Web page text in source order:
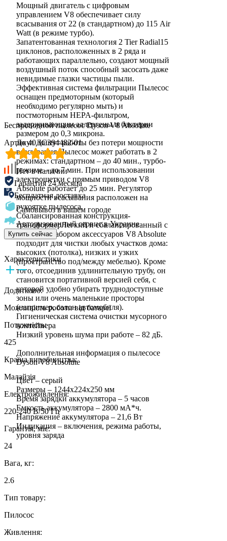
Мощный двигатель с цифровым
управлением V8 обеспечивает силу
всасывания от 22 (в стандартном) до 115 Air
Watt (в режиме турбо).
Запатентованная технология 2 Tier Radial15
циклонов, расположенных в 2 ряда и
работающих параллельно, создают мощный
воздушный поток способный засосать даже
невидимые глазки частицы пыли.
Эффективная система фильтрации Пылесос
оснащен предмоторным (который
необходимо регулярно мыть) и
постмоторным HEPA-фильтром,
задерживающим аллергены и бактерии
размером до 0,3 микрона.
До 40 минут работы без потери мощности
всасывания Пылесос может работать в 2
режимах: стандартном – до 40 мин., турбо-
режиме – до 7 мин. При использовании
электрощетки с прямым приводом V8
Absolute работает до 25 мин. Регулятор
мощности всасывания расположен на
рукоятке пылесоса.
Сбалансированная конструкция-
трансформерЛегкий и сбалансированный с
широким набором аксессуаров V8 Absolute
подходит для чистки любых участков дома:
высоких (потолка), низких и узких
(пространство под/между мебелью). Кроме
того, отсоединив удлинительную трубу, он
становится портативной версией себя, с
которой удобно убирать труднодоступные
зоны или очень маленькие просторы
(например, салон автомобиля).
Гигиеническая система очистки мусорного
контейнера
Низкий уровень шума при работе – 82 дБ.
Дополнительная информация о пылесосе
Dyson V8 Absolute
Цвет – серый
Размеры – 1244x224x250 мм
Время зарядки аккумулятора – 5 часов
Емкость аккумулятора – 2800 мА*ч.
Напряжение аккумулятора – 21,6 Вт
Индикация – включения, режима работы,
уровня заряда
Беспроводной пылесос Dyson V8 Absolute
Артикул ДС394482-01
Нет в наличии
Гарантия 24 месяца
Бесплатная доставка
Самовывоз в вашем городе
Авторизованный сервис в Украине
Купить сейчас
Характеристики
Додатково:
Можливість роботи від батареї
Потужність:
425
Країна виробництва:
Малайзія
Електроживлення:
220-240 В/50 Гц
Гарантія, міс:
24
Вага, кг:
2.6
Тип товару:
Пилосос
Живлення: